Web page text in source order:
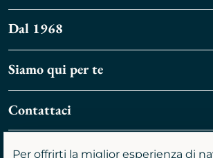
Dal 1968
Siamo qui per te
Contattaci
Vieni a trovarci
Per offrirti la miglior esperienza di